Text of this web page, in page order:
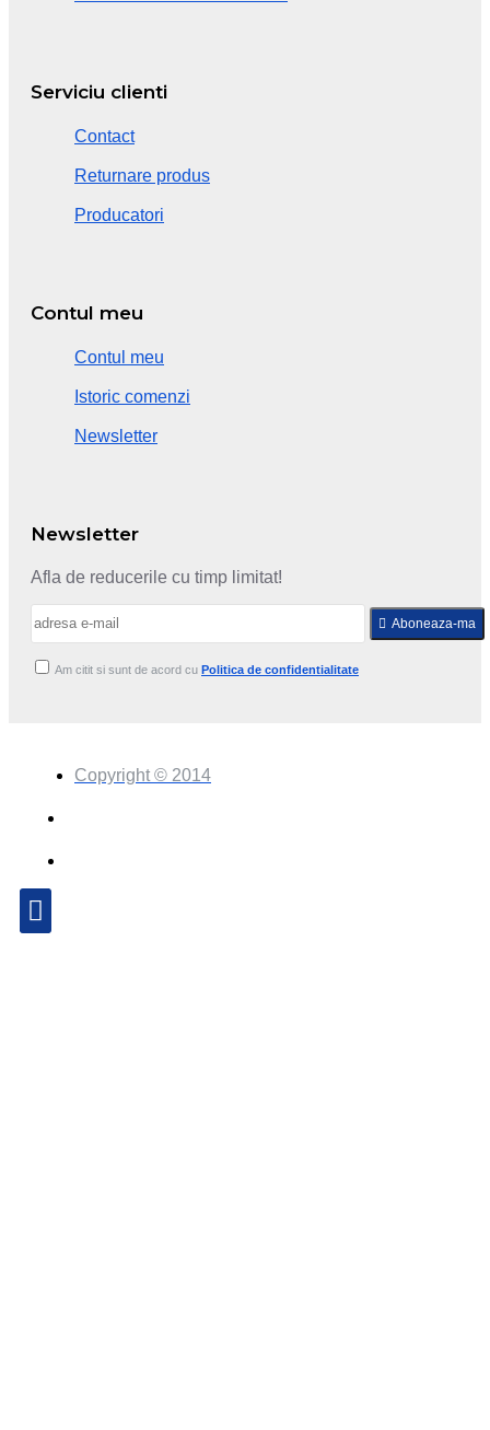
Serviciu clienti
Contact
Returnare produs
Producatori
Contul meu
Contul meu
Istoric comenzi
Newsletter
Newsletter
Afla de reducerile cu timp limitat!
Aboneaza-ma
Am citit si sunt de acord cu Politica de confidentialitate
Copyright © 2014